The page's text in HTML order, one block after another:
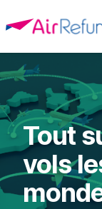
Tout
vols